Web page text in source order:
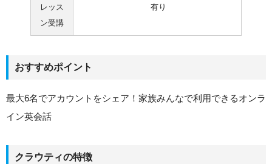
レッス
ン受講
有り
おすすめポイント
最大6名でアカウントをシェア！家族みんなで利用できるオンラ
イン英会話
クラウティの特徴